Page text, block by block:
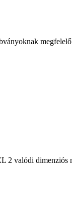
valódi dimenziós